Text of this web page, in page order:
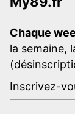
Chaque
la semaine,
Inscrivez-